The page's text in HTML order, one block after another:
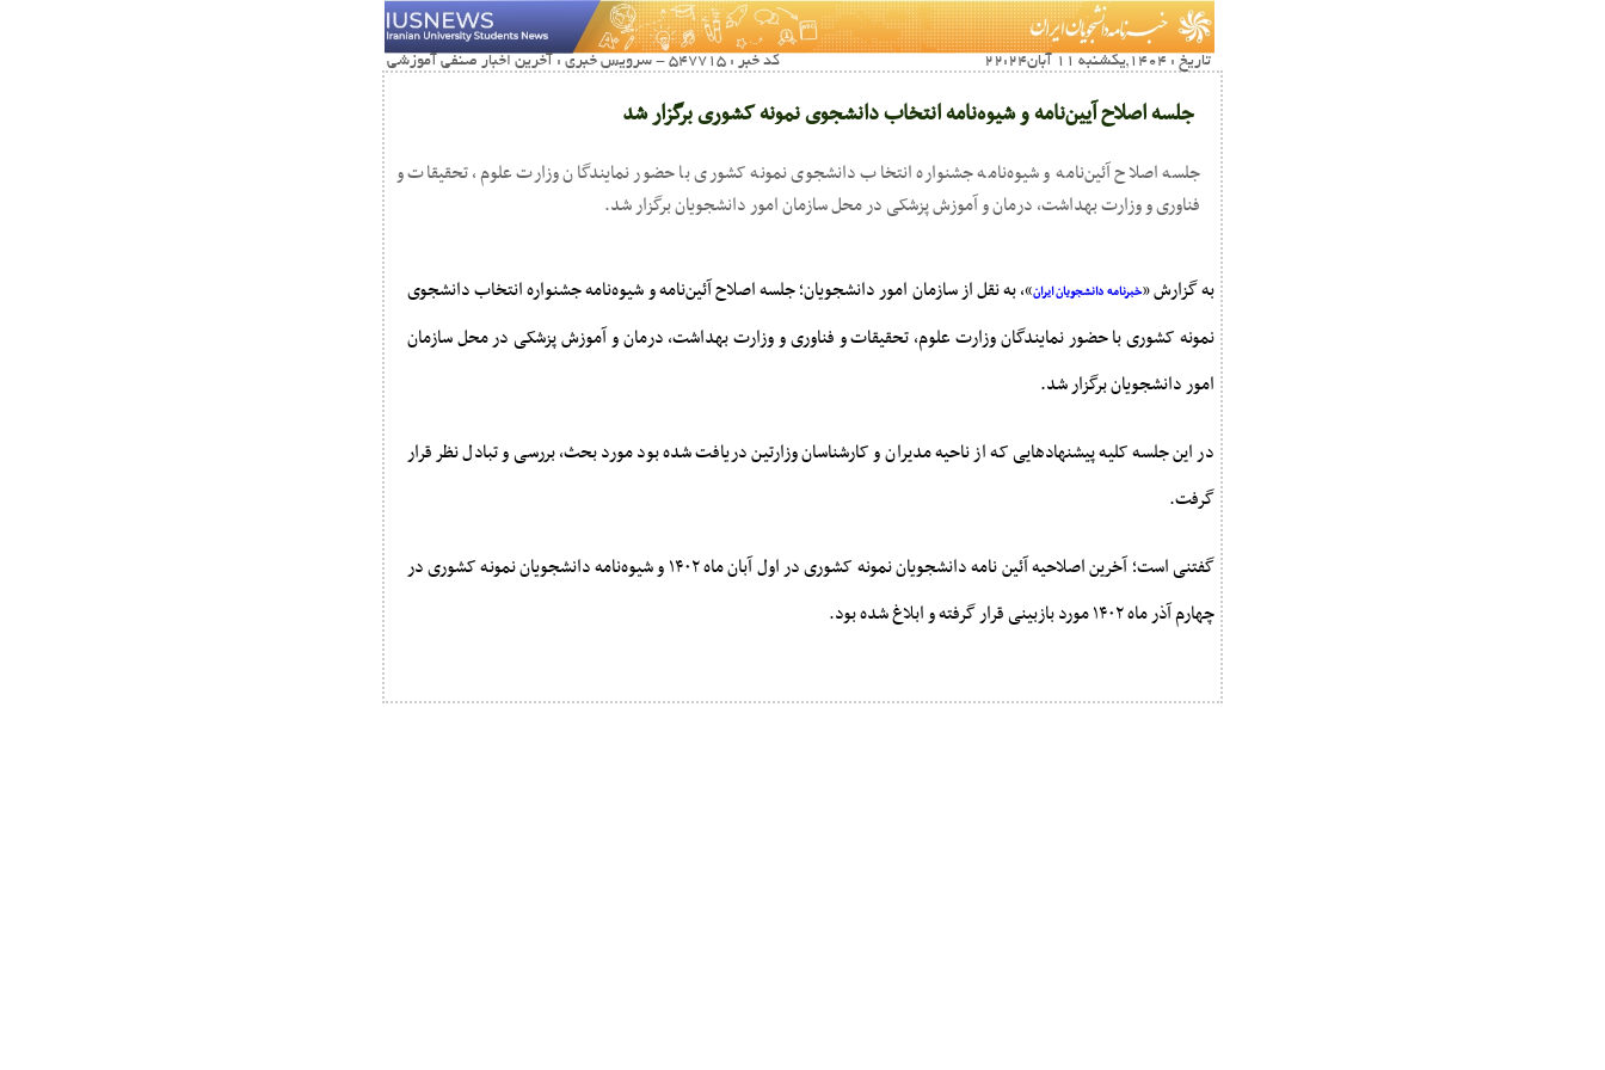
تاریخ : 1404,یکشنبه 11 آبان22:24 کد خبر : 547715 - سرویس خبری : آخرین اخبار صنفی آموزشی
جلسه اصلاح آیین‌نامه و شیوه‌نامه انتخاب دانشجوی نمونه کشوری برگزار شد
جلسه اصلاح آئین‌نامه و شیوه‌نامه جشنواره انتخاب دانشجوی نمونه کشوری با حضور نمایندگان وزارت علوم، تحقیقات و
فناوری و وزارت بهداشت، درمان و آموزش پزشکی در محل سازمان امور دانشجویان برگزار شد.
به گزارش «خبرنامه دانشجویان ایران»، به نقل از سازمان امور دانشجویان؛ جلسه اصلاح آئین‌نامه و شیوه‌نامه جشنواره انتخاب دانشجوی
نمونه کشوری با حضور نمایندگان وزارت علوم، تحقیقات و فناوری و وزارت بهداشت، درمان و آموزش پزشکی در محل سازمان
امور دانشجویان برگزار شد.
در این جلسه کلیه پیشنهادهایی که از ناحیه مدیران و کارشناسان وزارتین دریافت شده بود مورد بحث، بررسی و تبادل نظر قرار
گرفت.
گفتنی است؛ آخرین اصلاحیه آئین نامه دانشجویان نمونه کشوری در اول آبان ماه ۱۴۰۲ و شیوه‌نامه دانشجویان نمونه کشوری در
چهارم آذر ماه ۱۴۰۲ مورد بازبینی قرار گرفته و ابلاغ شده بود.